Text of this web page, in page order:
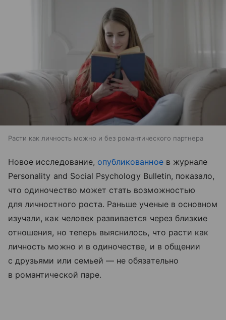
Расти как личность можно и без романтического партнера
Новое исследование, опубликованноев журнале
Personality and Social Psychology Bulletin, показало,
что одиночество может стать возможностью
для личностного роста. Раньше ученые в основном
изучали, как человек развивается через близкие
отношения, но теперь выяснилось, что расти как
личность можно и в одиночестве, и в общении
с друзьями или семьей — не обязательно
в романтической паре.